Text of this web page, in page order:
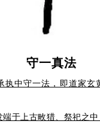
守一真法
执中守一法，即道家玄
端于上古畋猎、祭祀之